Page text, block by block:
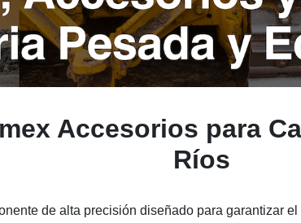
Accesorios para
Ríos
de alta precisión diseñado para garantizar